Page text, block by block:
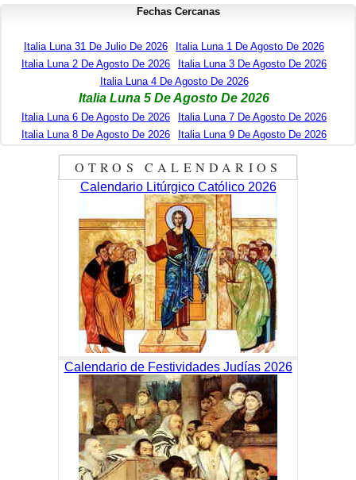
Fechas Cercanas
Italia Luna 31 De Julio De 2026
Italia Luna 1 De Agosto De 2026
Italia Luna 2 De Agosto De 2026
Italia Luna 3 De Agosto De 2026
Italia Luna 4 De Agosto De 2026
Italia Luna 5 De Agosto De 2026
Italia Luna 6 De Agosto De 2026
Italia Luna 7 De Agosto De 2026
Italia Luna 8 De Agosto De 2026
Italia Luna 9 De Agosto De 2026
OTROS CALENDARIOS
Calendario Litúrgico Católico 2026
Calendario de Festividades Judías 2026